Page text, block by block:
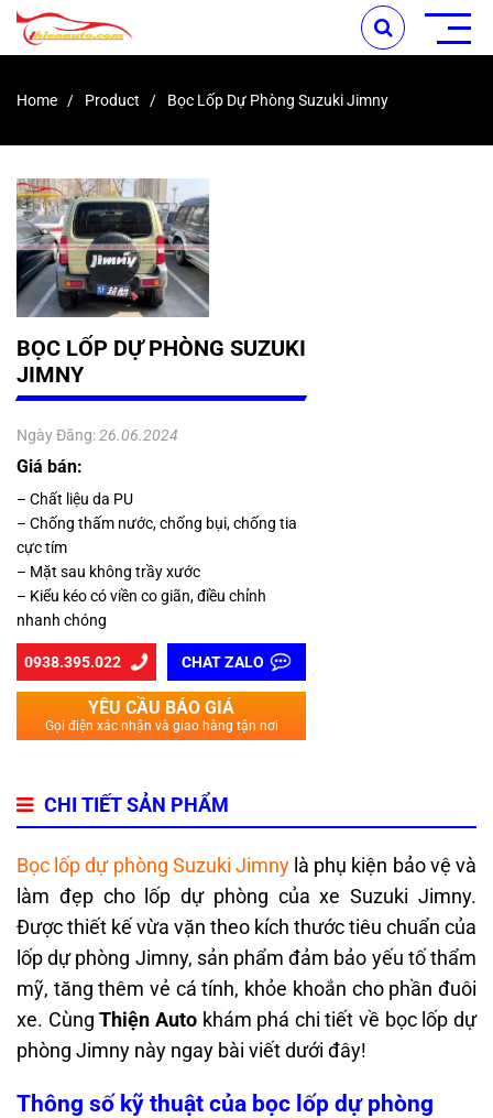
Home Product Bọc Lốp Dự Phòng Suzuki Jimny
BỌC LỐP DỰ PHÒNG SUZUKI
JIMNY
Ngày Đăng: 26.06.2024
Giá bán:
– Chất liệu da PU
– Chống thấm nước, chống bụi, chống tia
cực tím
– Mặt sau không trầy xước
– Kiểu kéo có viền co giãn, điều chỉnh
nhanh chóng
0938.395.022 CHAT ZALO
YÊU CẦU BÁO GIÁ
Gọi điện xác nhận và giao hàng tận nơi
CHI TIẾT SẢN PHẨM
Bọc lốp dự phòng Suzuki Jimnylà phụ kiện bảo vệ và
làm đẹp cho lốp dự phòng của xe Suzuki Jimny.
Được thiết kế vừa vặn theo kích thước tiêu chuẩn của
lốp dự phòng Jimny, sản phẩm đảm bảo yếu tố thẩm
mỹ, tăng thêm vẻ cá tính, khỏe khoắn cho phần đuôi
xe. CùngThiện Autokhám phá chi tiết về bọc lốp dự
phòng Jimny này ngay bài viết dưới đây!
Thông số kỹ thuật của bọc lốp dự phòng